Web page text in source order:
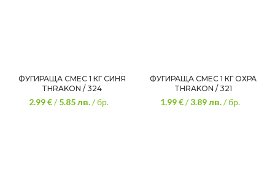
ФУГИРАЩА СМЕС 1 КГ СИНЯ
THRAKON / 324
2.99 €/5.85лв./ бр.
ФУГИРАЩА СМЕС 1 КГ ОХРА
THRAKON / 321
1.99 €/3.89лв./ бр.